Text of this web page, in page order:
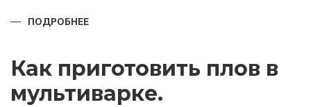
ПОДРОБНЕЕ
КУПИТЬ
В
МАГАЗИНЕ
Как приготовить плов в
мультиварке.